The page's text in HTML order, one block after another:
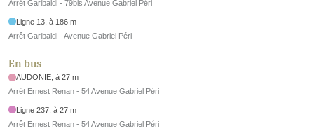
Arrêt Garibaldi - 79bis Avenue Gabriel Péri
Ligne 13, à 186 m
Arrêt Garibaldi - Avenue Gabriel Péri
En bus
AUDONIE, à 27 m
Arrêt Ernest Renan - 54 Avenue Gabriel Péri
Ligne 237, à 27 m
Arrêt Ernest Renan - 54 Avenue Gabriel Péri